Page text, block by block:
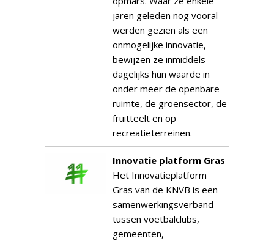
jaren geleden nog vooral
werden gezien als een
onmogelijke innovatie,
bewijzen ze inmiddels
dagelijks hun waarde in
onder meer de openbare
ruimte, de groensector, de
fruitteelt en op
recreatieterreinen.
Innovatie platform Gras
Het Innovatieplatform
Gras van de KNVB is een
samenwerkingsverband
tussen voetbalclubs,
gemeenten,